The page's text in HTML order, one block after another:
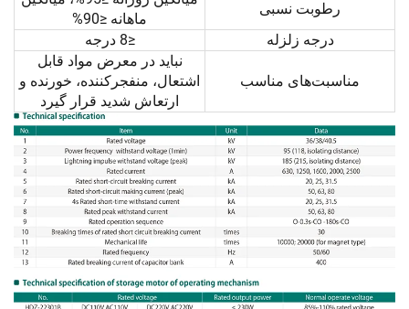
رطوبت نسبی
ماهانه ≤90%
درجه زلزله
≤8 درجه
مناسبت‌های مناسب
نباید در معرض مواد قابل
اشتعال، منفجرکننده، خورنده و
ارتعاش شدید قرار گیرد